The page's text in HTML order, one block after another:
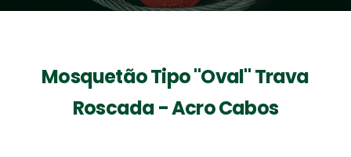
Mosquetão Tipo "Oval" Trava
Roscada - Acro Cabos